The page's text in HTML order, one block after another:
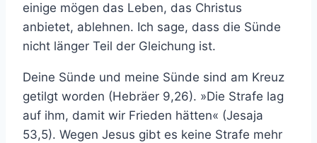
einige mögen das Leben, das Christus
anbietet, ablehnen. Ich sage, dass die Sünde
nicht länger Teil der Gleichung ist.
Deine Sünde und meine Sünde sind am Kreuz
getilgt worden (Hebräer 9,26). »Die Strafe lag
auf ihm, damit wir Frieden hätten« (Jesaja
53,5). Wegen Jesus gibt es keine Strafe mehr